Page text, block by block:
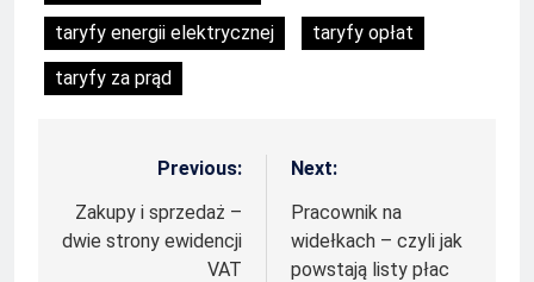
taryfy energii elektrycznej
taryfy opłat
taryfy za prąd
Nawigacja
wpisu
Previous:
Zakupy i sprzedaż –
dwie strony ewidencji
VAT
Next:
Pracownik na
widełkach – czyli jak
powstają listy płac